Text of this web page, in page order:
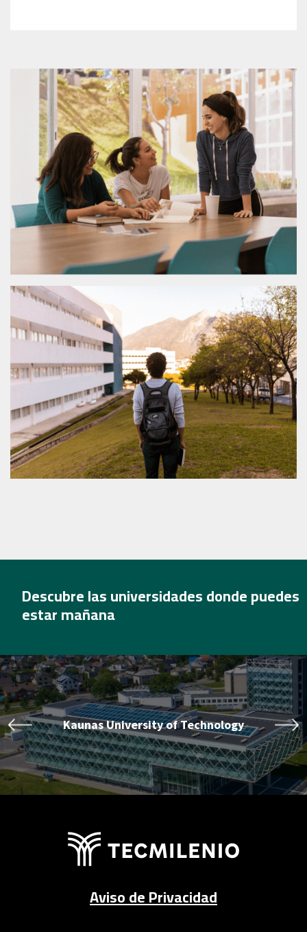
Descubre las universidades donde puedes
estar mañana
Aviso de Privacidad